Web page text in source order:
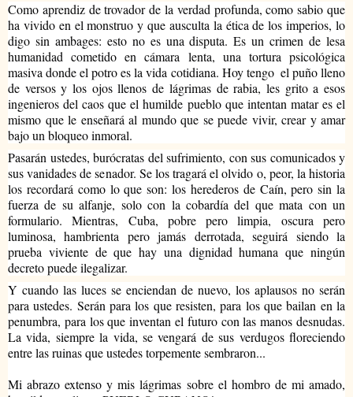
Como aprendiz de trovador de la verdad profunda, como sabio que
ha vivido en el monstruo y que ausculta la ética de los imperios, lo
digo sin ambages: esto no es una disputa. Es un crimen de lesa
humanidad cometido en cámara lenta, una tortura psicológica
masiva donde el potro es la vida cotidiana. Hoy tengo  el puño lleno
de versos y los ojos llenos de lágrimas de rabia, les grito a esos
ingenieros del caos que el humilde pueblo que intentan matar es el
mismo que le enseñará al mundo que se puede vivir, crear y amar
bajo un bloqueo inmoral.
Pasarán ustedes, burócratas del sufrimiento, con sus comunicados y
sus vanidades de senador. Se los tragará el olvido o, peor, la historia
los recordará como lo que son: los herederos de Caín, pero sin la
fuerza de su alfanje, solo con la cobardía del que mata con un
formulario. Mientras, Cuba, pobre pero limpia, oscura pero
luminosa, hambrienta pero jamás derrotada, seguirá siendo la
prueba viviente de que hay una dignidad humana que ningún
decreto puede ilegalizar.
Y cuando las luces se enciendan de nuevo, los aplausos no serán
para ustedes. Serán para los que resisten, para los que bailan en la
penumbra, para los que inventan el futuro con las manos desnudas.
La vida, siempre la vida, se vengará de sus verdugos floreciendo
entre las ruinas que ustedes torpemente sembraron...
Mi abrazo extenso y mis lágrimas sobre el hombro de mi amado,